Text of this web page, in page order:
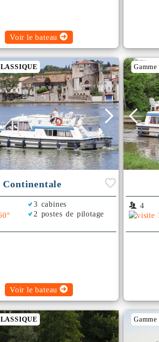
Voir le bateau
Continentale
3 cabines
2 postes de pilotage
Voir le bateau
Gamme
4
Gamme